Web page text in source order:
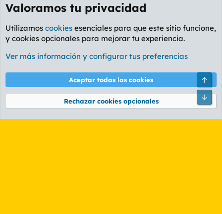
Etiquetas
Cookies
PL OLDSTYLE AMARILLO
Términos y reglas Política de privacidad Ayuda
Community platform by XenForo® © 2010-2026 XenForo Ltd.
Valoramos tu privacidad
Utilizamos cookies esenciales para que este sitio funcione,
y cookies opcionales para mejorar tu experiencia.
Ver más información y configurar tus preferencias
Aceptar todas las cookies
Rechazar cookies opcionales
Pie